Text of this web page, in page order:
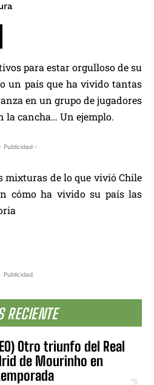
Publicidad
RECIENTE
Otro triunfo del Real
de Mourinho en
para estar orgulloso de su
un país que ha vivido tantas
en un grupo de jugadores
la cancha… Un ejemplo.
Publicidad -
mixturas de lo que vivió Chile
cómo ha vivido su país las